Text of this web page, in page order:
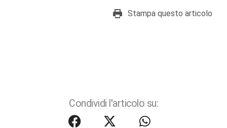
Stampa questo articolo
Condividi l'articolo su: